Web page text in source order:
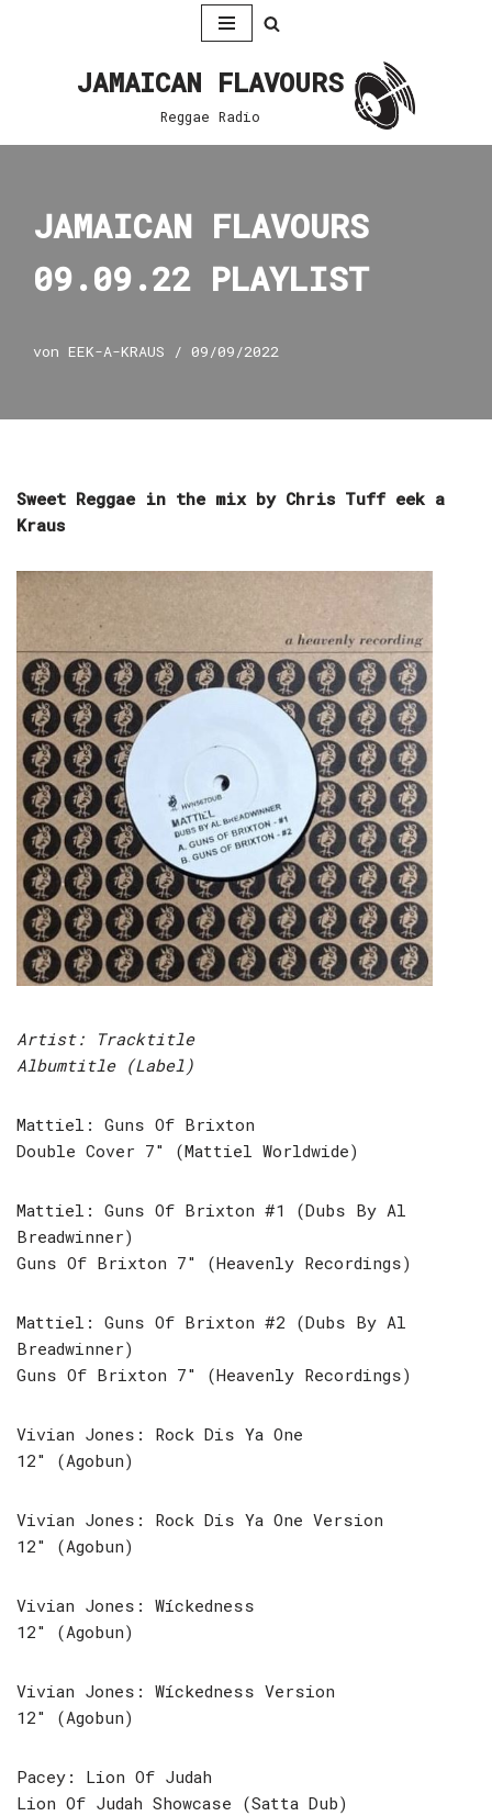
JAMAICAN FLAVOURS
Reggae Radio
JAMAICAN FLAVOURS
09.09.22 PLAYLIST
von EEK-A-KRAUS 09/09/2022
Sweet Reggae in the mix by Chris Tuff eek a
Kraus
Artist: Tracktitle
Albumtitle (Label)
Mattiel: Guns Of Brixton
Double Cover 7″ (Mattiel Worldwide)
Mattiel: Guns Of Brixton #1 (Dubs By Al
Breadwinner)
Guns Of Brixton 7″ (Heavenly Recordings)
Mattiel: Guns Of Brixton #2 (Dubs By Al
Breadwinner)
Guns Of Brixton 7″ (Heavenly Recordings)
Vivian Jones: Rock Dis Ya One
12″ (Agobun)
Vivian Jones: Rock Dis Ya One Version
12″ (Agobun)
Vivian Jones: Wíckedness
12″ (Agobun)
Vivian Jones: Wíckedness Version
12″ (Agobun)
Pacey: Lion Of Judah
Lion Of Judah Showcase (Satta Dub)